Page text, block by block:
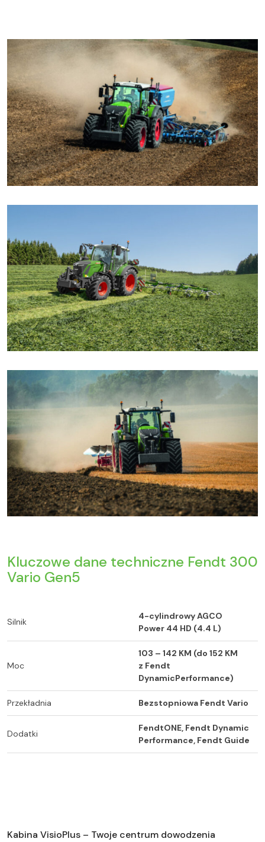
Kluczowe dane techniczne Fendt 300
Vario Gen5
Silnik
4-cylindrowy AGCO
Power 44 HD (4.4 L)
Moc
103 – 142 KM (do 152 KM
z Fendt
DynamicPerformance)
Przekładnia Bezstopniowa Fendt Vario
Dodatki
FendtONE, Fendt Dynamic
Performance, Fendt Guide
Kabina VisioPlus – Twoje centrum dowodzenia